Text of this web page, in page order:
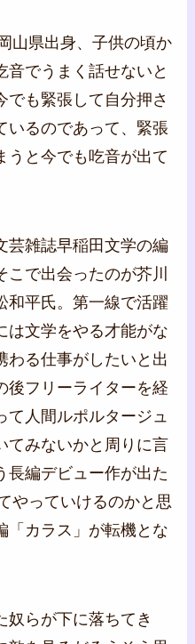
山県出身、子供の頃か
音でうまく話せないと
でも緊張して自分押さ
いるのであって、緊張
うと今でも吃音が出て
芸雑誌早稲田文学の編
で出会ったのが芥川
和平氏。第一線で活躍
は文学をやる才能がな
わる仕事がしたいと出
後フリーライターを経
て人間ルポルタージュ
てみないかと周りに言
長編デビュー作が出た
やっていけるのかと思
「カラス」が転機とな
奴らが下に落ちてき